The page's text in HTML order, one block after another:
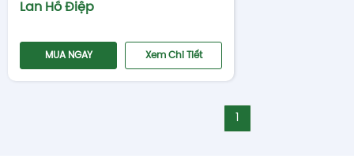
Lan Hồ Điệp
MUA NGAY Xem Chi Tiết
1